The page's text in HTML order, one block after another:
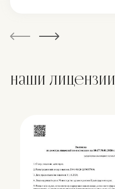
Наши лицензии